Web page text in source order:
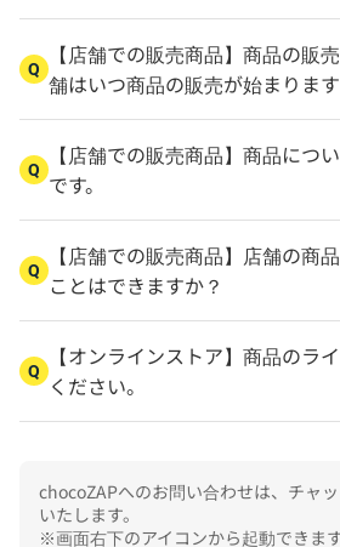
Q
【店舗での販売商品】商品の販
舗はいつ商品の販売が始まりま
Q
【店舗での販売商品】商品につ
です。
Q
【店舗での販売商品】店舗の商
ことはできますか？
Q
【オンラインストア】商品のラ
ください。
chocoZAPへのお問い合わせは、チャ
いたします。
※画面右下のアイコンから起動できま